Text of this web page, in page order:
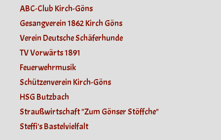
ABC-Club Kirch-Göns
Gesangverein 1862 Kirch Göns
Verein Deutsche Schäferhunde
TV Vorwärts 1891
Feuerwehrmusik
Schützenverein Kirch-Göns
HSG Butzbach
Straußwirtschaft "Zum Gönser Stöffche"
Steffi's Bastelvielfalt